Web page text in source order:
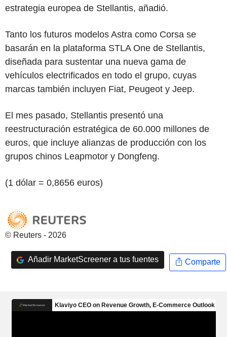
estrategia europea de Stellantis, añadió.
Tanto los futuros modelos Astra como Corsa se
basarán en la plataforma STLA One de Stellantis,
diseñada para sustentar una nueva gama de
vehículos electrificados en todo el grupo, cuyas
marcas también incluyen Fiat, Peugeot y Jeep.
El mes pasado, Stellantis presentó una
reestructuración estratégica de 60.000 millones de
euros, que incluye alianzas de producción con los
grupos chinos Leapmotor y Dongfeng.
(1 dólar = 0,8656 euros)
© Reuters - 2026
Añadir MarketScreener a tus fuentes Comparte